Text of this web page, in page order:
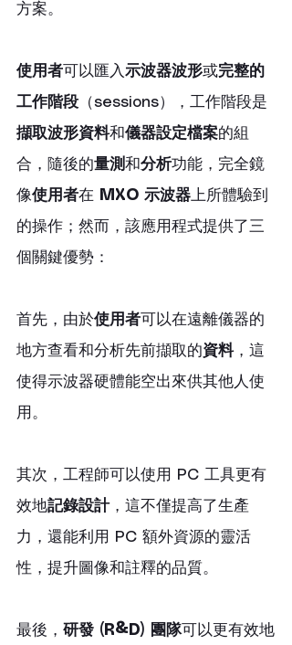
方案。
使用者可以匯入 示波器波形或完整的
工作階段 （sessions），工作階段是
擷取波形資料和儀器設定檔案的組
合，隨後的量測和分析功能，完全鏡
像使用者在 MXO 示波器 上所體驗到
的操作；然而，該應用程式提供了三
個關鍵優勢：
首先，由於使用者可以在遠離儀器的
地方查看和分析先前擷取的資料，這
使得示波器硬體能空出來供其他人使
用。
其次，工程師可以使用 PC 工具更有
效地記錄設計，這不僅提高了生產
力，還能利用 PC 額外資源的靈活
性，提升圖像和註釋的品質。
最後， 研發 (R&D) 團隊可以更有效地